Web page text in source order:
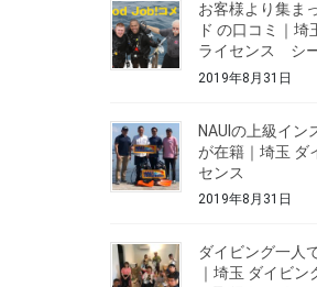
お客様より集ま
ド の口コミ｜埼
ライセンス シ
2019年8月31日
NAUIの上級イン
が在籍｜埼玉 ダ
センス
2019年8月31日
ダイビング一人
｜埼玉 ダイビン